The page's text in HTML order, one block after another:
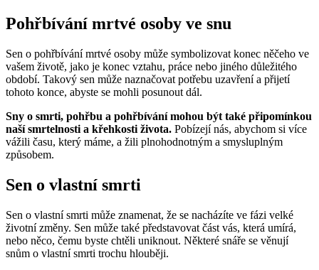
Pohřbívání mrtvé osoby ve snu
Sen o pohřbívání mrtvé osoby může symbolizovat konec něčeho ve
vašem životě, jako je konec vztahu, práce nebo jiného důležitého
období. Takový sen může naznačovat potřebu uzavření a přijetí
tohoto konce, abyste se mohli posunout dál.
Sny o smrti, pohřbu a pohřbívání mohou být také připomínkou
naší smrtelnosti a křehkosti života. Pobízejí nás, abychom si více
vážili času, který máme, a žili plnohodnotným a smysluplným
způsobem.
Sen o vlastní smrti
Sen o vlastní smrti může znamenat, že se nacházíte ve fázi velké
životní změny. Sen může také představovat část vás, která umírá,
nebo něco, čemu byste chtěli uniknout. Některé snáře se věnují
snům o vlastní smrti trochu hlouběji.